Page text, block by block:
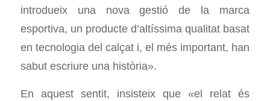
introdueix una nova gestió de la marca
esportiva, un producte d’altíssima qualitat basat
en tecnologia del calçat i, el més important, han
sabut escriure una història».
En aquest sentit, insisteix que «el relat és